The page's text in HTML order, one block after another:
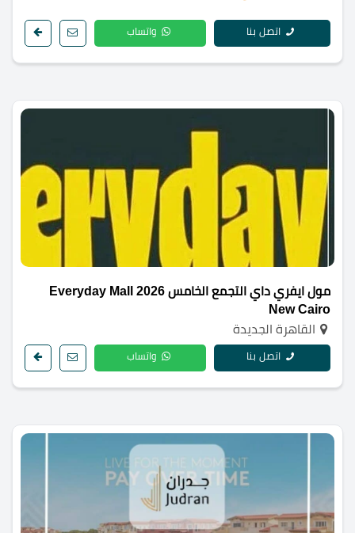
اتصل بنا واتساب
مول ايفري داي التجمع الخامس 2026 Everyday Mall
New Cairo
القاهرة الجديدة
اتصل بنا واتساب